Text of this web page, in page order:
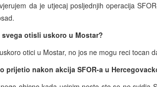
da je utjecaj posljednjih operacija
otisli uskoro u Mostar?
otici u Mostar, no jos ne mogu reci tocan
prijetio nakon akcija SFOR-a u